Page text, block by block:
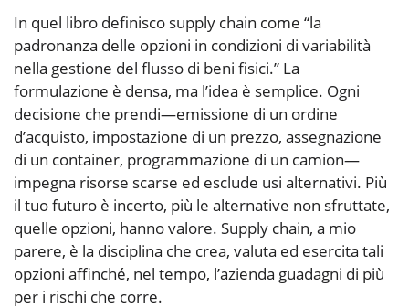
In quel libro definisco supply chain come “la
padronanza delle opzioni in condizioni di variabilità
nella gestione del flusso di beni fisici.” La
formulazione è densa, ma l’idea è semplice. Ogni
decisione che prendi—emissione di un ordine
d’acquisto, impostazione di un prezzo, assegnazione
di un container, programmazione di un camion—
impegna risorse scarse ed esclude usi alternativi. Più
il tuo futuro è incerto, più le alternative non sfruttate,
quelle opzioni, hanno valore. Supply chain, a mio
parere, è la disciplina che crea, valuta ed esercita tali
opzioni affinché, nel tempo, l’azienda guadagni di più
per i rischi che corre.